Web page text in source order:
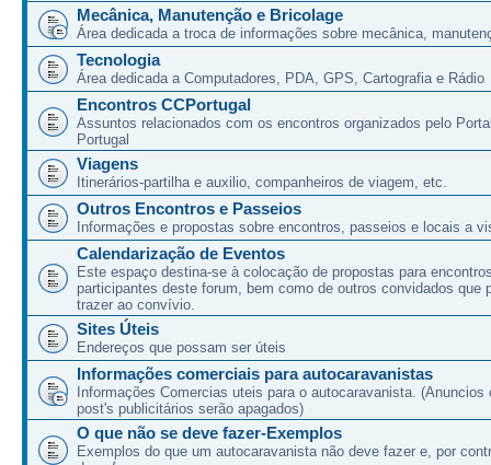
Mecânica, Manutenção e Bricolage
Área dedicada a troca de informações sobre mecânica,
Tecnologia
Área dedicada a Computadores, PDA, GPS, Cartografia e Rádio
Encontros CCPortugal
Assuntos relacionados com os encontros organizados pelo
Portugal
Viagens
Itinerários-partilha e auxilio, companheiros de viagem, etc.
Outros Encontros e Passeios
Informações e propostas sobre encontros, passeios e locais a
Calendarização de Eventos
Este espaço destina-se à colocação de propostas para
participantes deste forum, bem como de outros convidados que
trazer ao convívio.
Sites Úteis
Endereços que possam ser úteis
Informações comerciais para autocaravanistas
Informações Comercias uteis para o autocaravanista. (Anuncios
post's publicitários serão apagados)
O que não se deve fazer-Exemplos
Exemplos do que um autocaravanista não deve fazer e, por